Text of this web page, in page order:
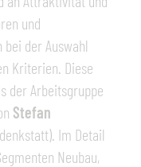
und
der Auswahl
Kriterien. Diese
der Arbeitsgruppe
Stefan
Im Detail
Neubau,